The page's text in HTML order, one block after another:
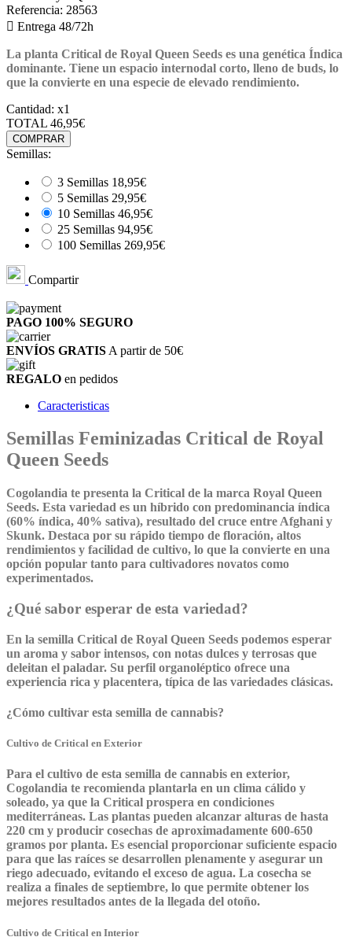
Referencia: 28563
 Entrega 48/72h
La planta Critical de Royal Queen Seeds es una genética Índica
dominante. Tiene un espacio internodal corto, lleno de buds, lo
que la convierte en una especie de elevado rendimiento.
Cantidad: x1
TOTAL 46,95€
COMPRAR
Semillas:
3 Semillas 18,95€
5 Semillas 29,95€
10 Semillas 46,95€
25 Semillas 94,95€
100 Semillas 269,95€
Compartir
PAGO 100% SEGURO
ENVÍOS GRATIS A partir de 50€
REGALO en pedidos
Caracteristicas
Semillas Feminizadas Critical de Royal
Queen Seeds
Cogolandia te presenta la Critical de la marca Royal Queen
Seeds. Esta variedad es un híbrido con predominancia índica
(60% índica, 40% sativa), resultado del cruce entre Afghani y
Skunk. Destaca por su rápido tiempo de floración, altos
rendimientos y facilidad de cultivo, lo que la convierte en una
opción popular tanto para cultivadores novatos como
experimentados.
¿Qué sabor esperar de esta variedad?
En la semilla Critical de Royal Queen Seeds podemos esperar
un aroma y sabor intensos, con notas dulces y terrosas que
deleitan el paladar. Su perfil organoléptico ofrece una
experiencia rica y placentera, típica de las variedades clásicas.
¿Cómo cultivar esta semilla de cannabis?
Cultivo de Critical en Exterior
Para el cultivo de esta semilla de cannabis en exterior,
Cogolandia te recomienda plantarla en un clima cálido y
soleado, ya que la Critical prospera en condiciones
mediterráneas. Las plantas pueden alcanzar alturas de hasta
220 cm y producir cosechas de aproximadamente 600-650
gramos por planta. Es esencial proporcionar suficiente espacio
para que las raíces se desarrollen plenamente y asegurar un
riego adecuado, evitando el exceso de agua. La cosecha se
realiza a finales de septiembre, lo que permite obtener los
mejores resultados antes de la llegada del otoño.
Cultivo de Critical en Interior